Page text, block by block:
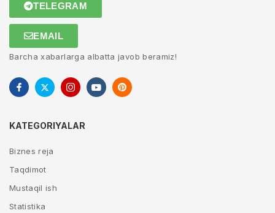
TELEGRAM
EMAIL
Barcha xabarlarga albatta javob beramiz!
KATEGORIYALAR
Biznes reja
Taqdimot
Mustaqil ish
Statistika